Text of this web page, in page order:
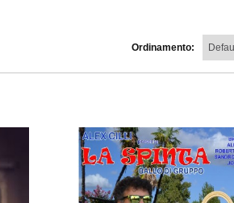
Ordinamento: